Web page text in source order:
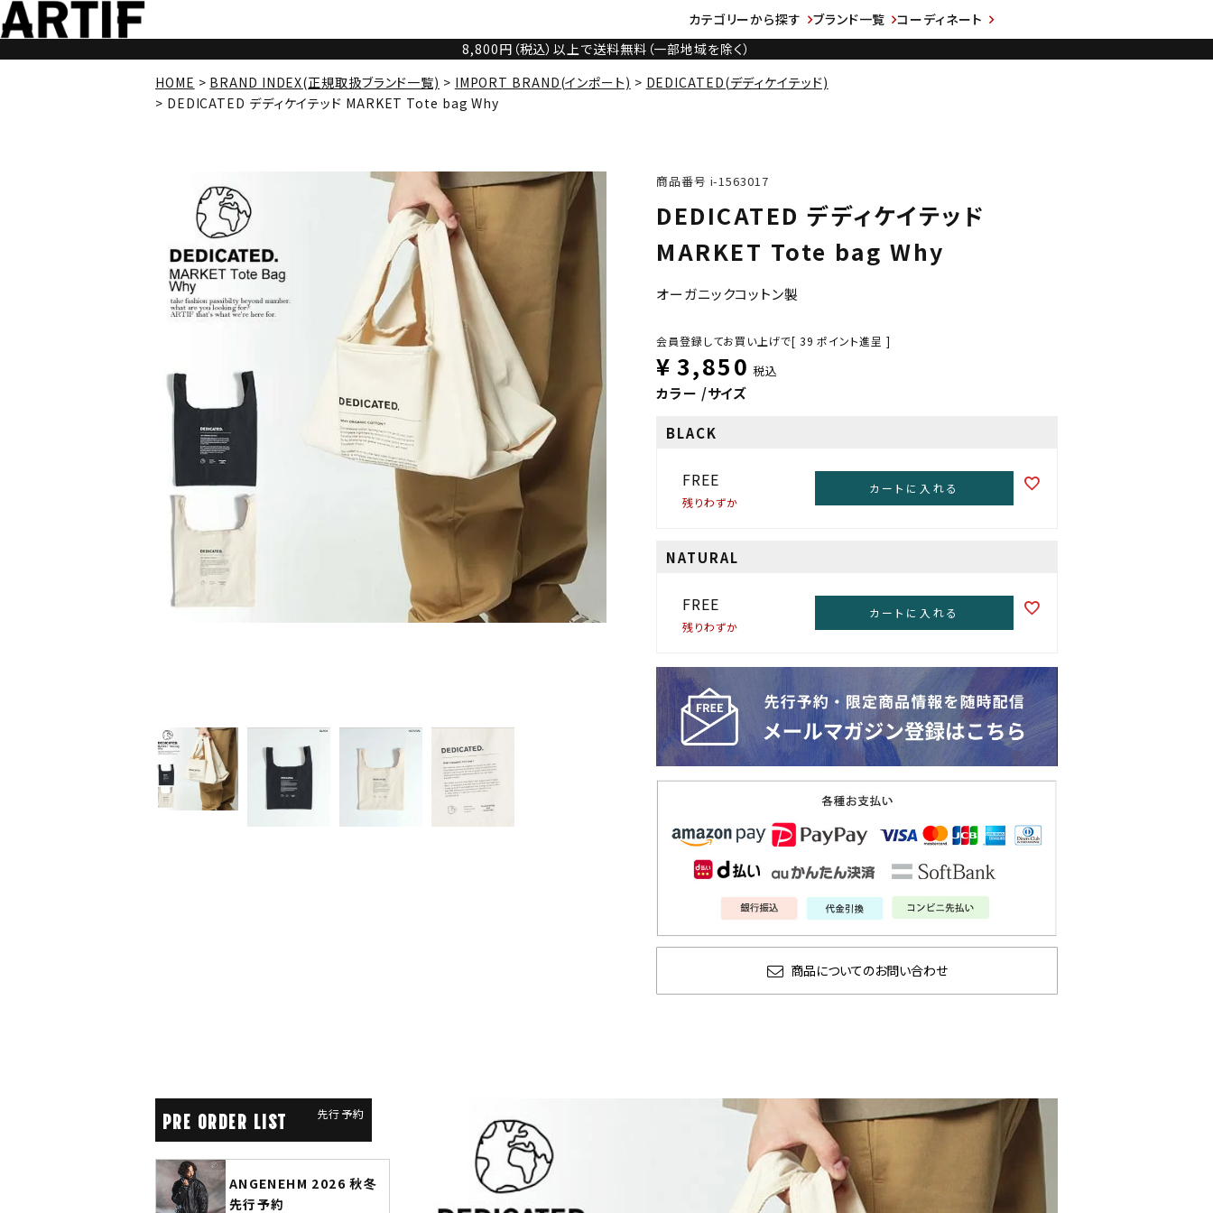
カテゴリーから探す ブランド一覧
コーディネート
8,800円（税込）以上で送料無料（一部地域を除く）
HOME
BRAND INDEX(正規取扱ブランド一覧) IMPORT BRAND(インポート)
DEDICATED(デディケイテッド)
DEDICATED デディケイテッド MARKET Tote bag Why
商品番号 i-1563017
DEDICATED デディケイテッド
MARKET Tote bag Why
オーガニックコットン製
会員登録してお買い上げで[ 39 ポイント進呈 ]
¥ 3,850 税込
カラー サイズ
BLACK
FREE
残りわずか
カートに入れる
NATURAL
FREE
残りわずか
カートに入れる
商品についてのお問い合わせ
PRE ORDER LIST 先行予約
ANGENEHM 2026 秋冬
先行予約
CLUCT 2026 冬
COLLECTION 先行予約
GLIMCLAP 2026 秋冬
1st 先行予約